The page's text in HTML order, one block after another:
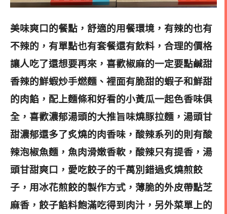
美味爽口的餐點，舒適的用餐環境，有辣的也有
不辣的，有單點也有套餐還有飲料， 合理的價格
讓人吃了還想要再來，喜歡椒麻的一定要點鹹甜
香辣的鮮蝦炒手燃麵、裡面有脆甜的蝦子和鮮甜
的肉餡，配上麵條和好看的小黃瓜一起色香味俱
全，喜歡濃郁湯頭的大推旨味燒豚拉麵，湯頭甘
甜濃郁還多了炙燒的肉香味，酸辣系列的則有酸
辣泡椒魚麵，魚肉滑嫩香軟，酸辣只有提香 ，湯
頭甘甜爽口，愛吃餃子的千萬別錯過炙燒煎餃
子，用冰花煎餃的製作方式，薄脆的外皮帶點芝
麻香，餃子餡料飽滿吃得到肉汁，另外菜單上的